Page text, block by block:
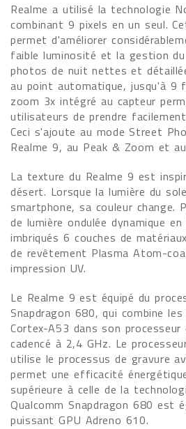
Realme a utilisé la technologie
combinant 9 pixels en un seul.
permet d'améliorer
faible luminosité et la gestion
photos de nuit nettes et
au point automatique, jusqu'à 9
zoom 3x intégré au capteur
utilisateurs de prendre
Ceci s'ajoute au mode Street
Realme 9, au Peak & Zoom et
La texture du Realme 9 est
désert. Lorsque la lumière du
smartphone, sa couleur
de lumière ondulée dynamique
imbriqués 6 couches de
de revêtement Plasma Atom-
impression UV.
Le Realme 9 est équipé du
Snapdragon 680, qui combine
Cortex-A53 dans son
cadencé à 2,4 GHz. Le
utilise le processus de gravure
permet une efficacité
supérieure à celle de la
Qualcomm Snapdragon 680 est
puissant GPU Adreno 610.